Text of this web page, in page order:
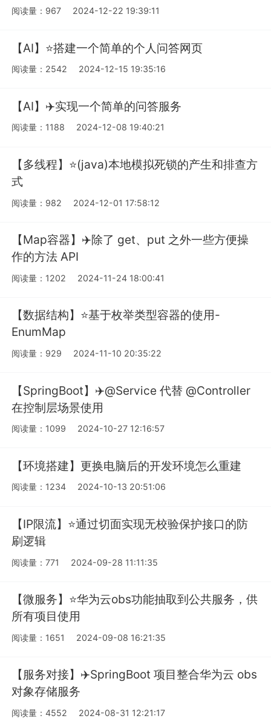
阅读量：967 2024-12-22 19:39:11
【AI】⭐️搭建一个简单的个人问答网页
阅读量：2542 2024-12-15 19:35:16
【AI】✈️实现一个简单的问答服务
阅读量：1188 2024-12-08 19:40:21
【多线程】⭐️(java)本地模拟死锁的产生和排查方
式
阅读量：982 2024-12-01 17:58:12
【Map容器】✈️除了 get、put 之外一些方便操
作的方法 API
阅读量：1202 2024-11-24 18:00:41
【数据结构】⭐️基于枚举类型容器的使用-
EnumMap
阅读量：929 2024-11-10 20:35:22
【SpringBoot】✈️@Service 代替 @Controller
在控制层场景使用
阅读量：1099 2024-10-27 12:16:57
【环境搭建】更换电脑后的开发环境怎么重建
阅读量：1234 2024-10-13 20:51:06
【IP限流】⭐️通过切面实现无校验保护接口的防
刷逻辑
阅读量：771 2024-09-28 11:11:35
【微服务】⭐️华为云obs功能抽取到公共服务，供
所有项目使用
阅读量：1651 2024-09-08 16:21:35
【服务对接】✈️SpringBoot 项目整合华为云 obs
对象存储服务
阅读量：4552 2024-08-31 12:21:17